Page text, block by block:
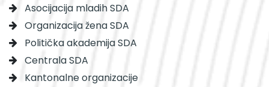
Asocijacija mladih SDA
Organizacija žena SDA
Politička akademija SDA
Centrala SDA
Kantonalne organizacije